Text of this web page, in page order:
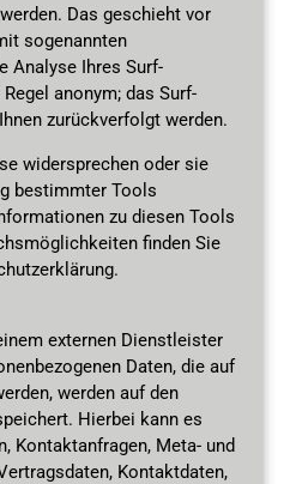
Das geschieht vor
sogenannten
Analyse Ihres Surf-
anonym; das Surf-
zurückverfolgt werden.
widersprechen oder sie
bestimmter Tools
zu diesen Tools
finden Sie
externen Dienstleister
Daten, die auf
werden auf den
Hierbei kann es
Kontaktanfragen, Meta- und
Kontaktdaten,